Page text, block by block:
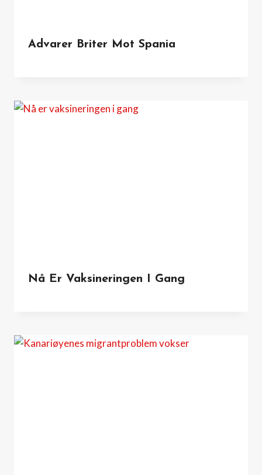
Advarer Briter Mot Spania
Nå Er Vaksineringen I Gang